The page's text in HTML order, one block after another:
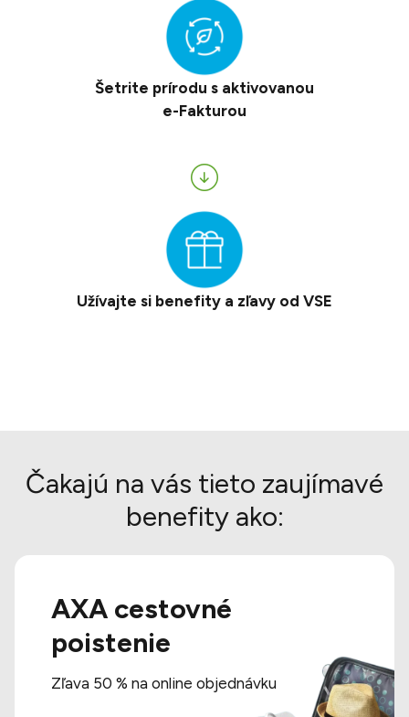
Šetrite prírodu s aktivovanou
e-Fakturou
Užívajte si benefity a zľavy od VSE
Čakajú na vás tieto zaujímavé
benefity ako:
AXA cestovné
poistenie
Zľava 50 % na online objednávku